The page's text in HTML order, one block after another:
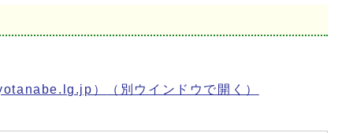
） （別ウインドウで開く）